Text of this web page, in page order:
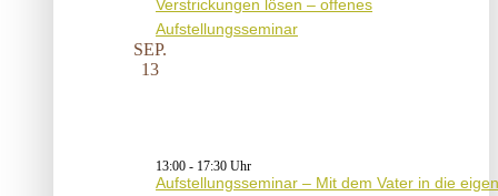
Verstrickungen lösen – offenes
Aufstellungsseminar
SEP.
13
13:00 - 17:30
Aufstellungsseminar – Mit dem Vater in die